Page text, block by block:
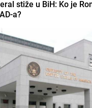
stiže u BiH: Ko je
a?